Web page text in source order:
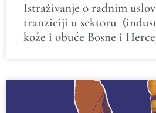
Istraživanje o radnim
tranziciji u sektoru
kože i obuće Bosne i